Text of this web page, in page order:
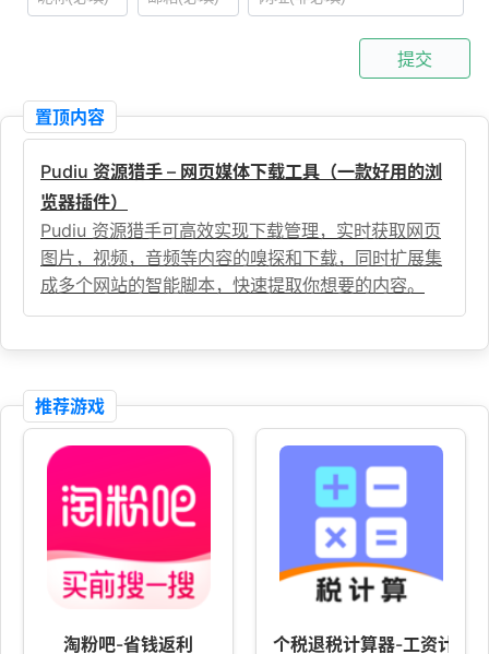
提交
置顶内容
Pudiu 资源猎手 – 网页媒体下载工具（一款好用的浏
览器插件）
Pudiu 资源猎手可高效实现下载管理，实时获取网页
图片，视频，音频等内容的嗅探和下载，同时扩展集
成多个网站的智能脚本，快速提取你想要的内容。
推荐游戏
淘粉吧-省钱返利 个税退税计算器-工资计算器